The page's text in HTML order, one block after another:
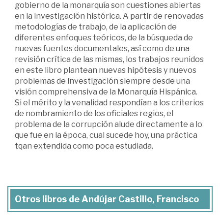
gobierno de la monarquía son cuestiones abiertas
en la investigación histórica. A partir de renovadas
metodologías de trabajo, de la aplicación de
diferentes enfoques teóricos, de la búsqueda de
nuevas fuentes documentales, así como de una
revisión crítica de las mismas, los trabajos reunidos
en este libro plantean nuevas hipótesis y nuevos
problemas de investigación siempre desde una
visión comprehensiva de la Monarquía Hispánica.
Si el mérito y la venalidad respondían a los criterios
de nombramiento de los oficiales regios, el
problema de la corrupción alude directamente a lo
que fue en la época, cual sucede hoy, una práctica
tqan extendida como poca estudiada.
Otros libros de Andújar Castillo, Francisco